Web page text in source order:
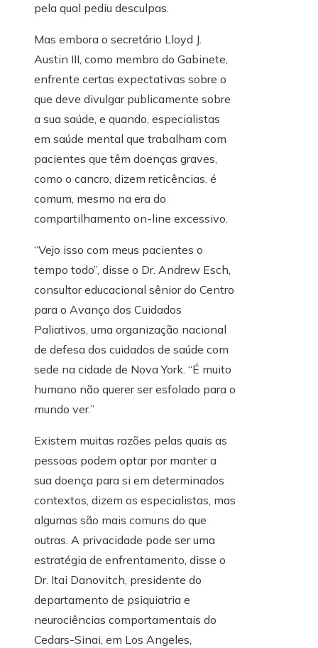
pela qual pediu desculpas.
Mas embora o secretário Lloyd J.
Austin III, como membro do Gabinete,
enfrente certas expectativas sobre o
que deve divulgar publicamente sobre
a sua saúde, e quando, especialistas
em saúde mental que trabalham com
pacientes que têm doenças graves,
como o cancro, dizem reticências. é
comum, mesmo na era do
compartilhamento on-line excessivo.
“Vejo isso com meus pacientes o
tempo todo”, disse o Dr. Andrew Esch,
consultor educacional sênior do Centro
para o Avanço dos Cuidados
Paliativos, uma organização nacional
de defesa dos cuidados de saúde com
sede na cidade de Nova York. “É muito
humano não querer ser esfolado para o
mundo ver.”
Existem muitas razões pelas quais as
pessoas podem optar por manter a
sua doença para si em determinados
contextos, dizem os especialistas, mas
algumas são mais comuns do que
outras. A privacidade pode ser uma
estratégia de enfrentamento, disse o
Dr. Itai Danovitch, presidente do
departamento de psiquiatria e
neurociências comportamentais do
Cedars-Sinai, em Los Angeles,